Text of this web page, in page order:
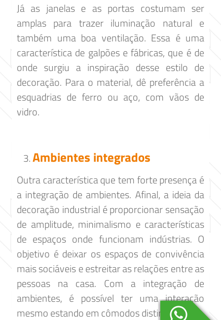
Já as janelas e as portas costumam ser
amplas para trazer iluminação natural e
também uma boa ventilação. Essa é uma
característica de galpões e fábricas, que é de
onde surgiu a inspiração desse estilo de
decoração. Para o material, dê preferência a
esquadrias de ferro ou aço, com vãos de
vidro.
Ambientes integrados
Outra característica que tem forte presença é
a integração de ambientes. Afinal, a ideia da
decoração industrial é proporcionar sensação
de amplitude, minimalismo e características
de espaços onde funcionam indústrias. O
objetivo é deixar os espaços de convivência
mais sociáveis e estreitar as relações entre as
pessoas na casa. Com a integração de
ambientes, é possível ter uma interação
mesmo estando em cômodos distintos.